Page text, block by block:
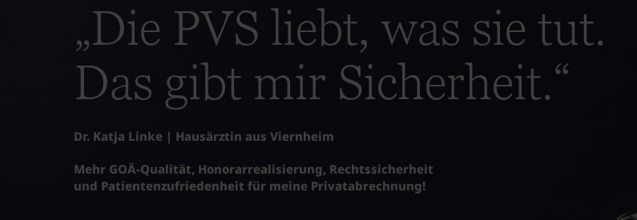
„Die PVS liebt, was sie tut.
Das gibt mir Sicherheit.“
Dr. Katja Linke | Hausärztin aus Viernheim
Mehr GOÄ-Qualität, Honorarrealisierung, Rechtssicherheit
und Patientenzufriedenheit für meine Privatabrechnung!